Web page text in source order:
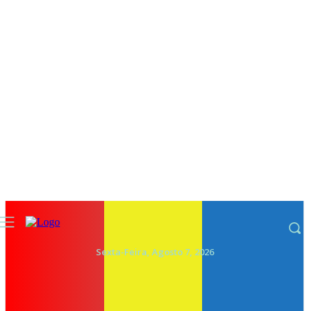
Sexta-Feira, Agosto 7, 2026